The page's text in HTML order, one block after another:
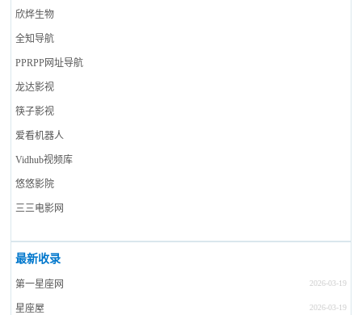
欣烨生物
全知导航
PPRPP网址导航
龙达影视
筷子影视
爱看机器人
Vidhub视频库
悠悠影院
三三电影网
最新收录
第一星座网 2026-03-19
星座屋 2026-03-19